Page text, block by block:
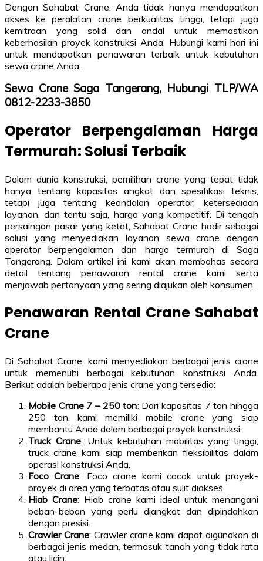
Dengan Sahabat Crane, Anda tidak hanya mendapatkan
akses ke peralatan crane berkualitas tinggi, tetapi juga
kemitraan yang solid dan andal untuk memastikan
keberhasilan proyek konstruksi Anda. Hubungi kami hari ini
untuk mendapatkan penawaran terbaik untuk kebutuhan
sewa crane Anda.
Sewa Crane Saga Tangerang, Hubungi TLP/WA
0812-2233-3850
Operator Berpengalaman Harga
Termurah: Solusi Terbaik
Dalam dunia konstruksi, pemilihan crane yang tepat tidak
hanya tentang kapasitas angkat dan spesifikasi teknis,
tetapi juga tentang keandalan operator, ketersediaan
layanan, dan tentu saja, harga yang kompetitif. Di tengah
persaingan pasar yang ketat, Sahabat Crane hadir sebagai
solusi yang menyediakan layanan sewa crane dengan
operator berpengalaman dan harga termurah di Saga
Tangerang. Dalam artikel ini, kami akan membahas secara
detail tentang penawaran rental crane kami serta
menjawab pertanyaan yang sering diajukan oleh konsumen.
Penawaran Rental Crane Sahabat
Crane
Di Sahabat Crane, kami menyediakan berbagai jenis crane
untuk memenuhi berbagai kebutuhan konstruksi Anda.
Berikut adalah beberapa jenis crane yang tersedia:
Mobile Crane 7 – 250 ton: Dari kapasitas 7 ton hingga
250 ton, kami memiliki mobile crane yang siap
membantu Anda dalam berbagai proyek konstruksi.
Truck Crane: Untuk kebutuhan mobilitas yang tinggi,
truck crane kami siap memberikan fleksibilitas dalam
operasi konstruksi Anda.
Foco Crane: Foco crane kami cocok untuk proyek-
proyek di area yang terbatas atau sulit diakses.
Hiab Crane: Hiab crane kami ideal untuk menangani
beban-beban yang perlu diangkat dan dipindahkan
dengan presisi.
Crawler Crane: Crawler crane kami dapat digunakan di
berbagai jenis medan, termasuk tanah yang tidak rata
atau licin.